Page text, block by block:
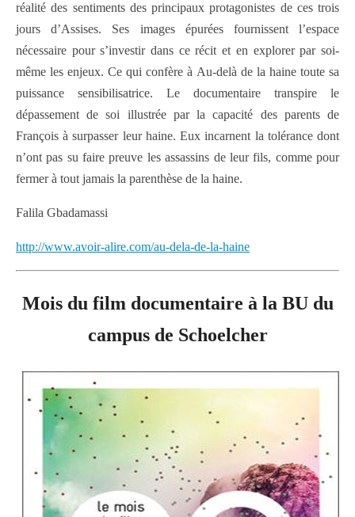
réalité des sentiments des principaux protagonistes de ces trois
jours d’Assises. Ses images épurées fournissent l’espace
nécessaire pour s’investir dans ce récit et en explorer par soi-
même les enjeux. Ce qui confère à Au-delà de la haine toute sa
puissance sensibilisatrice. Le documentaire transpire le
dépassement de soi illustrée par la capacité des parents de
François à surpasser leur haine. Eux incarnent la tolérance dont
n’ont pas su faire preuve les assassins de leur fils, comme pour
fermer à tout jamais la parenthèse de la haine.
Falila Gbadamassi
http://www.avoir-alire.com/au-dela-de-la-haine
Mois du film documentaire à la BU du
campus de Schoelcher